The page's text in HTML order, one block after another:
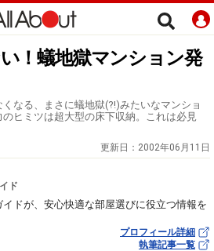
！蟻地獄マンション発
なる、まさに蟻地獄(?!)みたいなマンショ
ヒミツは超大型の床下収納。これは必見
更新日： 2002年06月11日
ド
ドが、安心快適な部屋選びに役立つ情報を
プロフィール詳細
執筆記事一覧